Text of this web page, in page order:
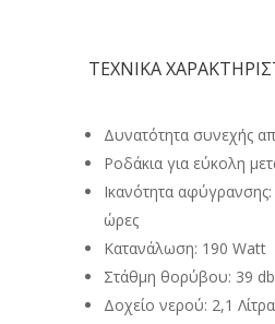
ΤΕΧΝΙΚΑ
Δυνατότητα συνεχής
Ροδάκια για εύκολη
Ικανότητα
ώρες
Κατανάλωση: 190 Watt
Στάθμη θορύβου: 39
Δοχείο νερού: 2,1 Λίτρα